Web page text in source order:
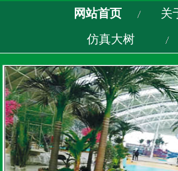
网站首页 关
仿真大树